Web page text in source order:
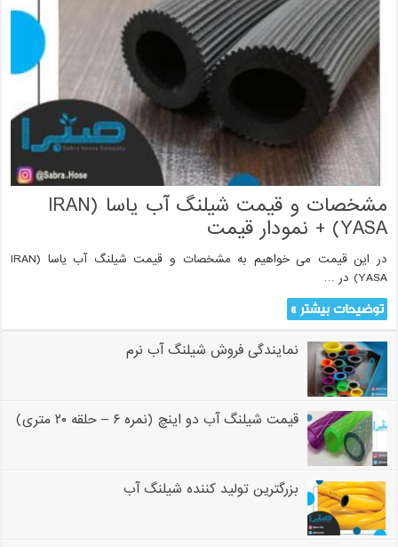
مشخصات و قیمت شیلنگ آب یاسا (IRAN
YASA) + نمودار قیمت
در این قیمت می خواهیم به مشخصات و قیمت شیلنگ آب یاسا (IRAN
YASA) در …
توضیحات بیشتر »
نمایندگی فروش شیلنگ آب نرم
قیمت شیلنگ آب دو اینچ (نمره ۶ – حلقه ۲۰ متری)
بزرگترین تولید کننده شیلنگ آب